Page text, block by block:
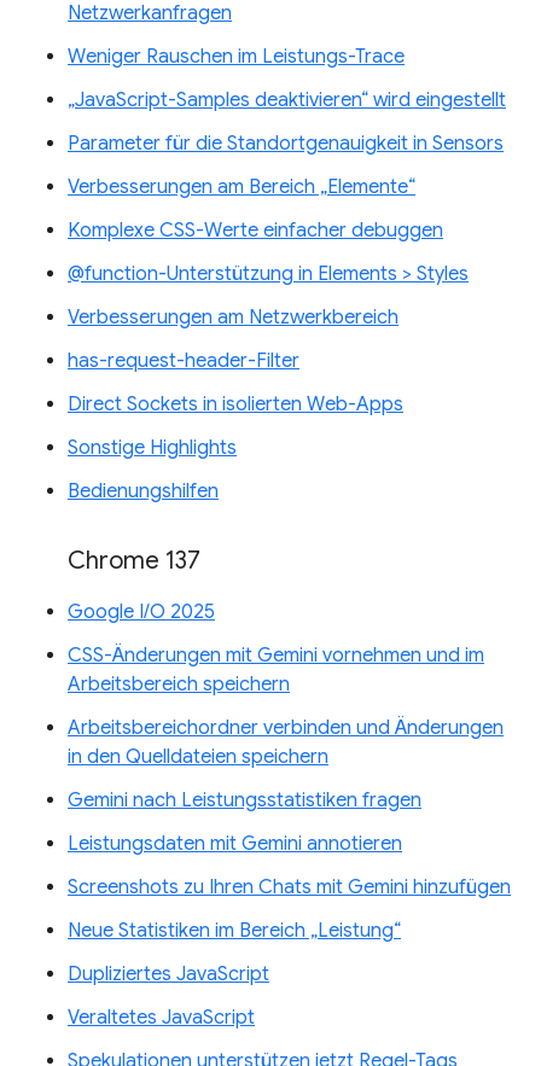
Netzwerkanfragen
Weniger Rauschen im Leistungs-Trace
„JavaScript-Samples deaktivieren“ wird eingestellt
Parameter für die Standortgenauigkeit in Sensors
Verbesserungen am Bereich „Elemente“
Komplexe CSS-Werte einfacher debuggen
@function-Unterstützung in Elements > Styles
Verbesserungen am Netzwerkbereich
has-request-header-Filter
Direct Sockets in isolierten Web-Apps
Sonstige Highlights
Bedienungshilfen
Chrome 137
Google I/O 2025
CSS-Änderungen mit Gemini vornehmen und im
Arbeitsbereich speichern
Arbeitsbereichordner verbinden und Änderungen
in den Quelldateien speichern
Gemini nach Leistungsstatistiken fragen
Leistungsdaten mit Gemini annotieren
Screenshots zu Ihren Chats mit Gemini hinzufügen
Neue Statistiken im Bereich „Leistung“
Dupliziertes JavaScript
Veraltetes JavaScript